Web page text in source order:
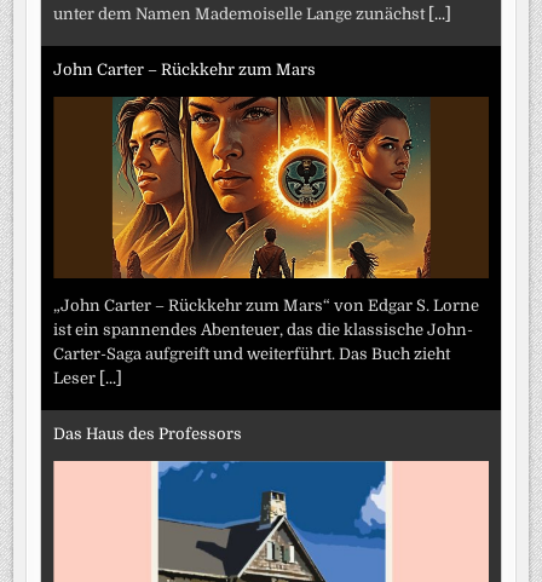
unter dem Namen Mademoiselle Lange zunächst [...]
John Carter – Rückkehr zum Mars
„John Carter – Rückkehr zum Mars“ von Edgar S. Lorne
ist ein spannendes Abenteuer, das die klassische John-
Carter-Saga aufgreift und weiterführt. Das Buch zieht
Leser [...]
Das Haus des Professors